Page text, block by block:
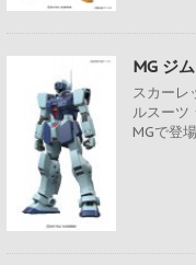
MG ジ
スカーレ
ルスーツ
MGで登